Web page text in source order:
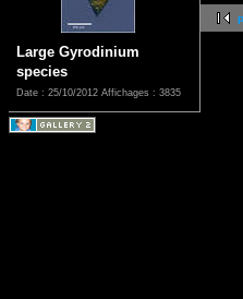
Large Gyrodinium
species
Date : 25/10/2012 Affichages : 3835